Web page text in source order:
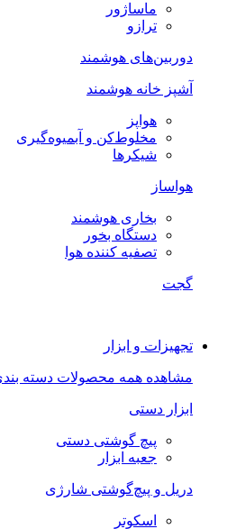
ماساژور
ترازو
دوربین‌های هوشمند
آشپز خانه هوشمند
هواپز
مخلوط‌کن و آبمیوه‌گیری
شیکرها
هواساز
بخاری هوشمند
دستگاه بخور
تصفیه کننده هوا
گجت
تجهیزات و ابزار
مشاهده همه محصولات دسته بندی
ابزار دستی
پیچ گوشتی دستی
جعبه ابزار
دریل و پیچ‌گوشتی شارژی
اسکوتر